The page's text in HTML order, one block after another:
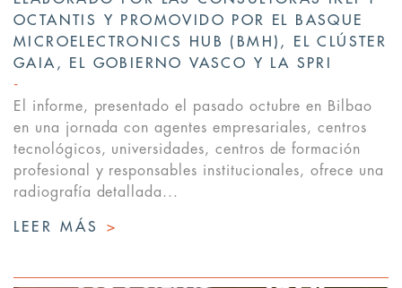
OCTANTIS Y PROMOVIDO POR EL BASQUE
MICROELECTRONICS HUB (BMH), EL CLÚSTER
GAIA, EL GOBIERNO VASCO Y LA SPRI
El informe, presentado el pasado octubre en Bilbao
en una jornada con agentes empresariales, centros
tecnológicos, universidades, centros de formación
profesional y responsables institucionales, ofrece una
radiografía detallada...
LEER MÁS >